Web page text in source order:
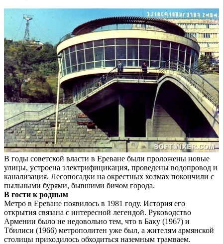
В годы советской власти в Ереване были проложены новые
улицы, устроена электрифицикация, проведены водопровод и
канализация. Лесопосадки на окрестных холмах покончили с
пыльными бурями, бывшими бичом города.
В гости к родным
Метро в Ереване появилось в 1981 году. История его
открытия связана с интересной легендой. Руководство
Армении было не недовольно тем, что в Баку (1967) и
Тбилиси (1966) метрополитен уже был, а жителям армянской
столицы приходилось обходиться наземным трамваем.